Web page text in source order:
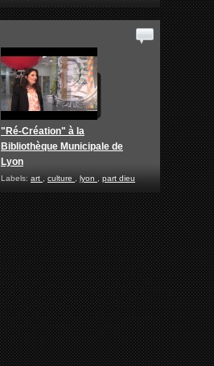
"Ré-Création" à la
Bibliothèque Municipale de
Lyon
Labels: art , culture , lyon , part dieu